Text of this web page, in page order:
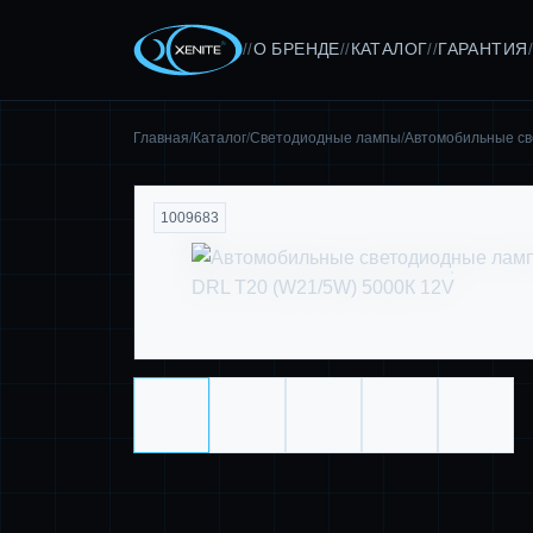
//О БРЕНДЕ// КАТАЛОГ//ГАРАНТИЯ
Главная/Каталог/Светодиодные лампы/Автомобильные
1009683